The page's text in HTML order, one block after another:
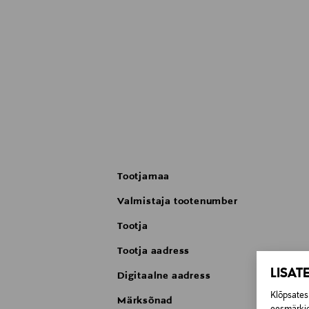
Tootjamaa
Valmistaja tootenumber
Tootja
Tootja aadress
Digitaalne aadress
Märksõnad